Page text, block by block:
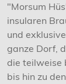
"Morsum
insularen
und
ganze Dorf,
die teilweise
bis hin zu